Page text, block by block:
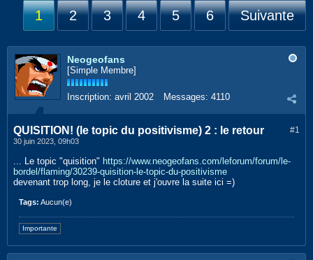
1 2 3 4 5 6 Suivante
Neogeofans
[Simple Membre]
Inscription: avril 2002 Messages: 4110
#1
QUISITION! (le topic du positivisme) 2 : le retour
30 juin 2023, 09h03
... Le topic "quisition" https://www.neogeofans.com/leforum/forum/le-
bordel/flaming/30239-quisition-le-topic-du-positivisme
devenant trop long, je le cloture et j'ouvre la suite ici =)​
Tags: Aucun(e)
Importante